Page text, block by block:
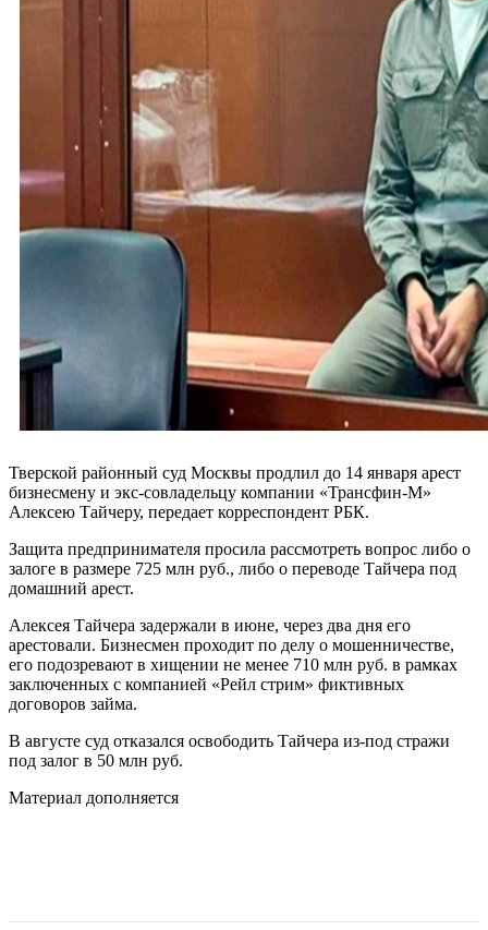
Тверской районный суд Москвы продлил до 14 января арест
бизнесмену и экс-совладельцу компании «Трансфин-М»
Алексею Тайчеру, передает корреспондент РБК.
Защита предпринимателя просила рассмотреть вопрос либо о
залоге в размере 725 млн руб., либо о переводе Тайчера под
домашний арест.
Алексея Тайчера задержали в июне, через два дня его
арестовали. Бизнесмен проходит по делу о мошенничестве,
его подозревают в хищении не менее 710 млн руб. в рамках
заключенных с компанией «Рейл стрим» фиктивных
договоров займа.
В августе суд отказался освободить Тайчера из-под стражи
под залог в 50 млн руб.
Материал дополняется